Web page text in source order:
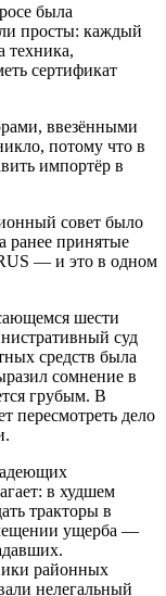
была
просты: каждый
техника,
сертификат
ввезёнными
потому что в
импортёр в
совет было
ранее принятые
— и это в одном
шести
суд
средств была
сомнение в
грубым. В
пересмотреть дело
в худшем
тракторы в
ущерба —
районных
нелегальный